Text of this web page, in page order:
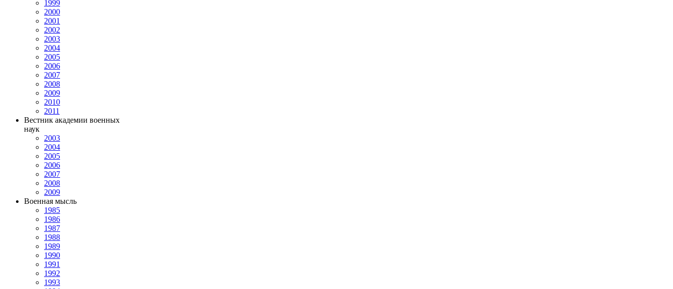
1999
2000
2001
2002
2003
2004
2005
2006
2007
2008
2009
2010
2011
Вестник академии военных
наук
2003
2004
2005
2006
2007
2008
2009
Военная мысль
1985
1986
1987
1988
1989
1990
1991
1992
1993